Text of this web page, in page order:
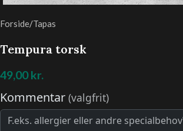
Forside/Tapas
Tempura torsk
49,00kr.